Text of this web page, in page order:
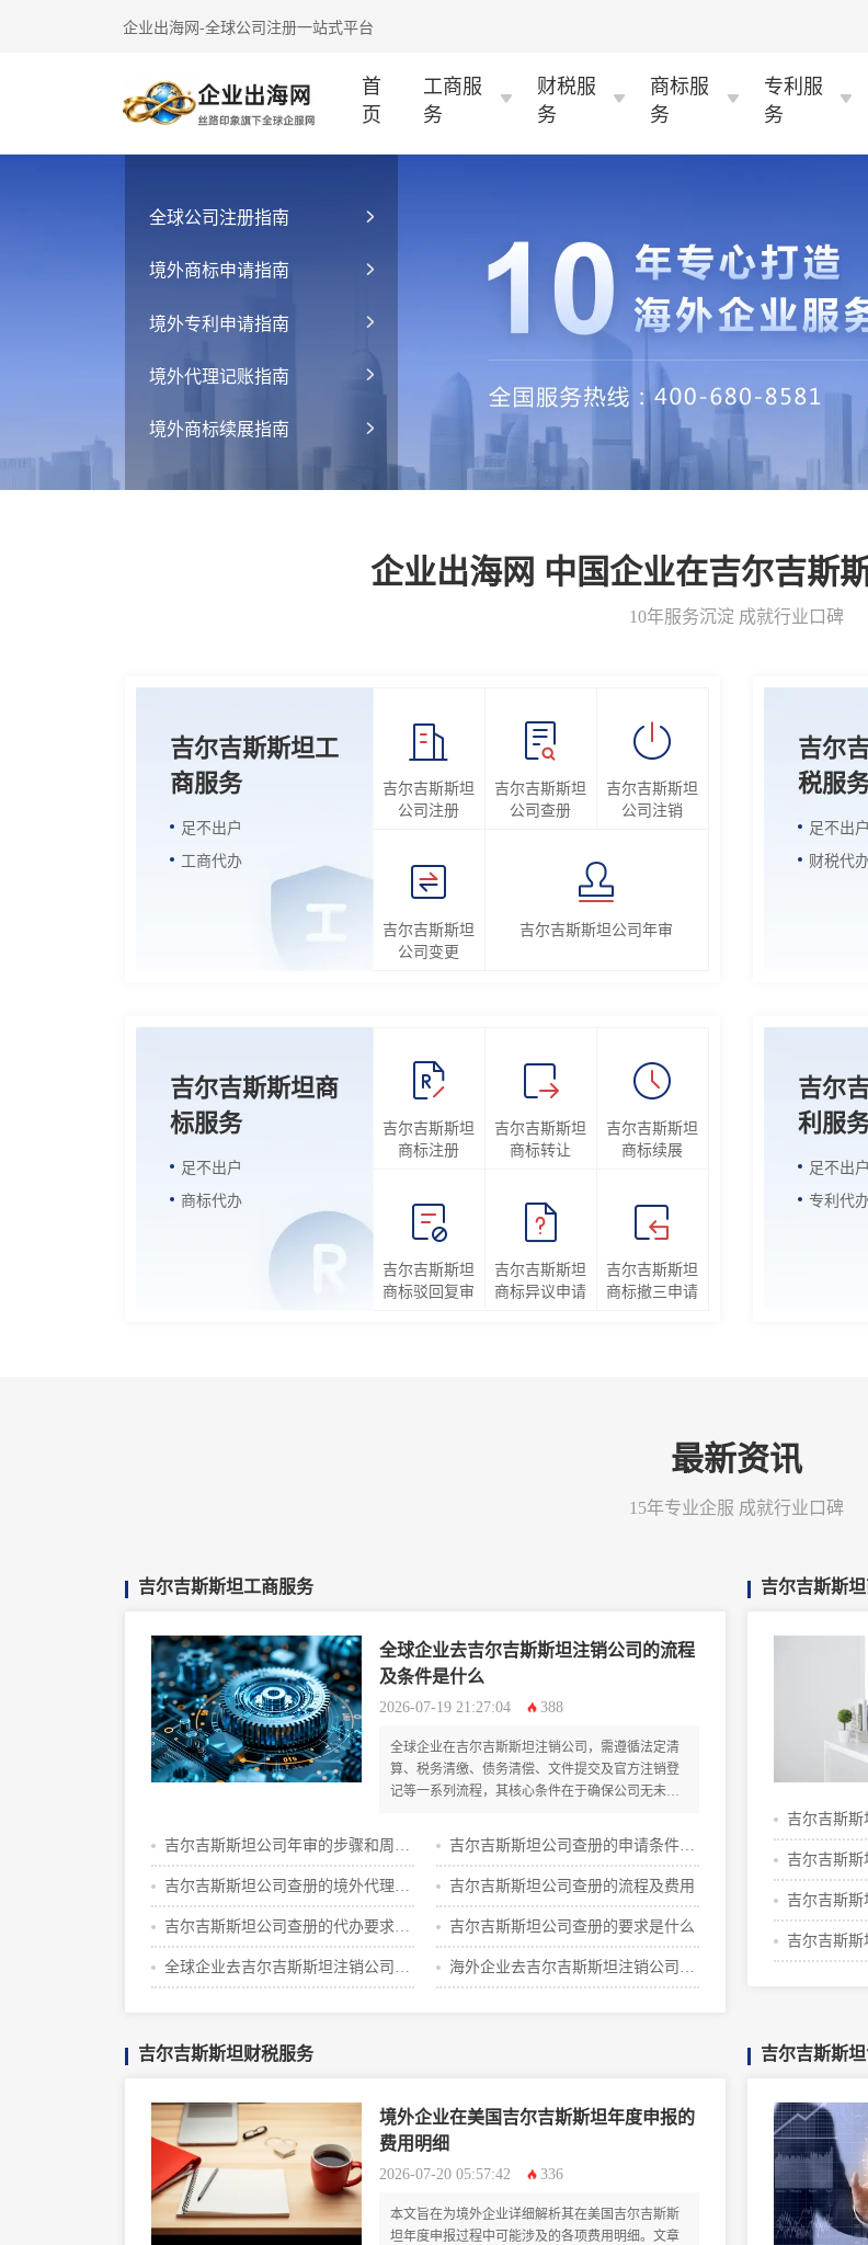
企业出海网-全球公司注册一站式平台
首
页
工商服
务
财税服
务
商标服
务
专利服
务
全球公司注册指南
境外商标申请指南
境外专利申请指南
境外代理记账指南
境外商标续展指南
企业出海网 中国企业在吉尔吉斯
10年服务沉淀 成就行业口碑
吉尔吉斯斯坦工
商服务
足不出户
工商代办
吉尔吉斯斯坦
公司注册
吉尔吉斯斯坦
公司查册
吉尔吉斯斯坦
公司注销
吉尔吉斯斯坦
公司变更
吉尔吉斯斯坦公司年审
吉尔
税服
足不出户
财税代
吉尔吉斯斯坦商
标服务
足不出户
商标代办
吉尔吉斯斯坦
商标注册
吉尔吉斯斯坦
商标转让
吉尔吉斯斯坦
商标续展
吉尔吉斯斯坦
商标驳回复审
吉尔吉斯斯坦
商标异议申请
吉尔吉斯斯坦
商标撤三申请
吉尔
利服
足不出户
专利代
最新资讯
15年专业企服 成就行业口碑
吉尔吉斯斯坦工商服务
全球企业去吉尔吉斯斯坦注销公司的流程
及条件是什么
2026-07-19 21:27:04 388
全球企业在吉尔吉斯斯坦注销公司，需遵循法定清
算、税务清缴、债务清偿、文件提交及官方注销登
记等一系列流程，其核心条件在于确保公司无未了
的最终批准文件。
吉尔吉斯斯坦公司年审的步骤和周期
明细攻略
吉尔吉斯斯坦公司查册的申请条件与
步骤攻略
吉尔吉斯斯坦公司查册的境外代理公
司
吉尔吉斯斯坦公司查册的流程及费用
吉尔吉斯斯坦公司查册的代办要求是
什么
吉尔吉斯斯坦公司查册的要求是什么
全球企业去吉尔吉斯斯坦注销公司需 海外企业去吉尔吉斯斯坦注销公司需
吉尔吉斯斯
吉尔吉斯斯
些费用
吉尔吉斯斯
条件指南
吉尔吉斯斯
哪些
吉尔吉斯斯
吉尔吉斯斯坦财税服务
境外企业在美国吉尔吉斯斯坦年度申报的
费用明细
2026-07-20 05:57:42 336
本文旨在为境外企业详细解析其在美国吉尔吉斯斯
坦年度申报过程中可能涉及的各项费用明细。文章
吉尔吉斯斯